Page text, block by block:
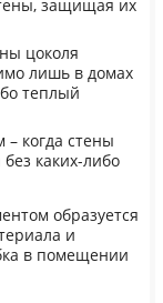
защищая их
цоколя
лишь в домах
теплый
– когда стены
каких-либо
образуется
и
в помещении